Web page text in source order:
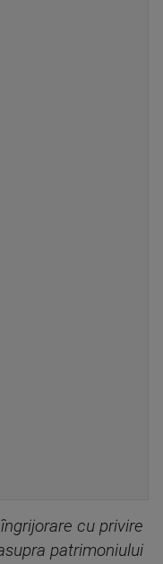
cu privire
patrimoniului